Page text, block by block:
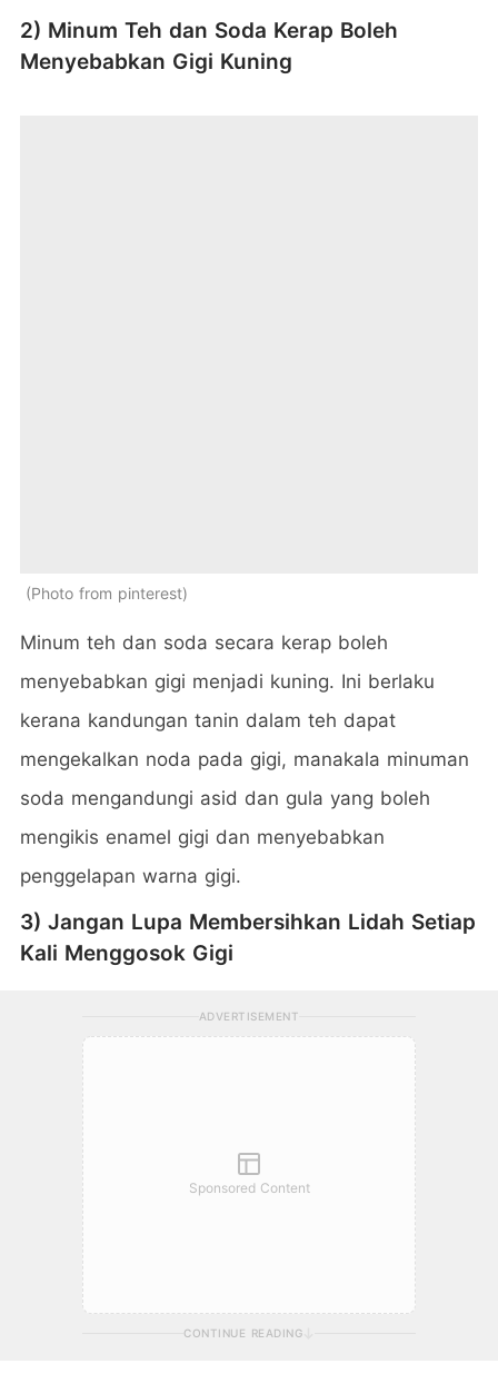
2) Minum Teh dan Soda Kerap Boleh
Menyebabkan Gigi Kuning
Photo from pinterest
Minum teh dan soda secara kerap boleh
menyebabkan gigi menjadi kuning. Ini berlaku
kerana kandungan tanin dalam teh dapat
mengekalkan noda pada gigi, manakala minuman
soda mengandungi asid dan gula yang boleh
mengikis enamel gigi dan menyebabkan
penggelapan warna gigi.
3) Jangan Lupa Membersihkan Lidah Setiap
Kali Menggosok Gigi
ADVERTISEMENT
Sponsored Content
CONTINUE READING